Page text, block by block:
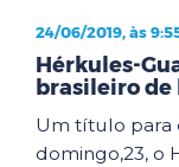
24/06/2019, às
Hérkules-
brasileiro
Um título para
domingo,23, o